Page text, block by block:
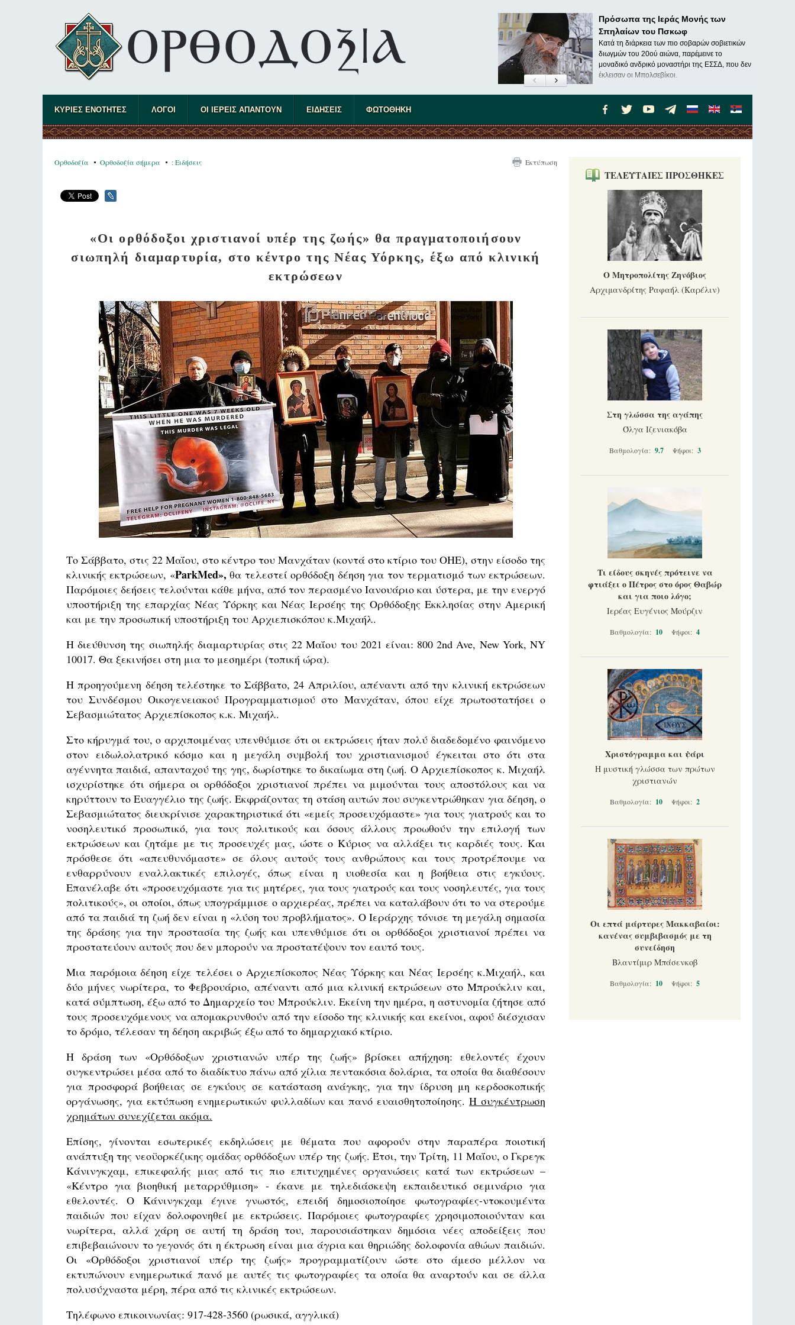
Πρόσωπα της Ιεράς Μονής των
Σπηλαίων του Πσκωφ
Κατά τη διάρκεια των πιο σοβαρών σοβιετικών
διωγμών του 20ού αιώνα, παρέμεινε το
μοναδικό ανδρικό μοναστήρι της ΕΣΣΔ, που δεν
έκλεισαν οι Μπολσεβίκοι.
ΚΥΡΙΕΣ ΕΝΟΤΗΤΕΣ ΛΟΓΟΙ ΟΙ ΙΕΡΕΙΣ ΑΠΑΝΤΟΥΝ ΕΙΔΗΣΕΙΣ ΦΩΤΟΘΗΚΗ
Ορθοδοξία Ορθοδοξία σήμερα : Ειδήσεις Εκτύπωση
«Οι ορθόδοξοι χριστιανοί υπέρ της ζωής» θα πραγματοποιήσουν
σιωπηλή διαμαρτυρία, στο κέντρο της Νέας Υόρκης, έξω από κλινική
εκτρώσεων
Το Σάββατο, στις 22 Μαΐου, στο κέντρο του Μανχάταν (κοντά στο κτίριο του ΟΗΕ), στην είσοδο της
κλινικής εκτρώσεων, «ParkMed», θα τελεστεί ορθόδοξη δέηση για τον τερματισμό των εκτρώσεων.
Παρόμοιες δεήσεις τελούνται κάθε μήνα, από τον περασμένο Ιανουάριο και ύστερα, με την ενεργό
υποστήριξη της επαρχίας Νέας Υόρκης και Νέας Ιερσέης της Ορθόδοξης Εκκλησίας στην Αμερική
και με την προσωπική υποστήριξη του Αρχιεπισκόπου κ.Μιχαήλ.
Η διεύθυνση της σιωπηλής διαμαρτυρίας στις 22 Μαΐου του 2021 είναι: 800 2nd Ave, New York, NY
10017. Θα ξεκινήσει στη μια το μεσημέρι (τοπική ώρα).
Η προηγούμενη δέηση τελέστηκε το Σάββατο, 24 Απριλίου, απέναντι από την κλινική εκτρώσεων
του Συνδέσμου Οικογενειακού Προγραμματισμού στο Μανχάταν, όπου είχε πρωτοστατήσει ο
Σεβασμιώτατος Αρχιεπίσκοπος κ.κ. Μιχαήλ.
Στο κήρυγμά του, ο αρχιποιμένας υπενθύμισε ότι οι εκτρώσεις ήταν πολύ διαδεδομένο φαινόμενο
στον ειδωλολατρικό κόσμο και η μεγάλη συμβολή του χριστιανισμού έγκειται στο ότι στα
αγέννητα παιδιά, απανταχού της γης, δωρίστηκε το δικαίωμα στη ζωή. Ο Αρχιεπίσκοπος κ. Μιχαήλ
ισχυρίστηκε ότι σήμερα οι ορθόδοξοι χριστιανοί πρέπει να μιμούνται τους αποστόλους και να
κηρύττουν το Ευαγγέλιο της ζωής. Εκφράζοντας τη στάση αυτών που συγκεντρώθηκαν για δέηση, ο
Σεβασμιώτατος διευκρίνισε χαρακτηριστικά ότι «εμείς προσευχόμαστε» για τους γιατρούς και το
νοσηλευτικό προσωπικό, για τους πολιτικούς και όσους άλλους προωθούν την επιλογή των
εκτρώσεων και ζητάμε με τις προσευχές μας, ώστε ο Κύριος να αλλάξει τις καρδιές τους. Και
πρόσθεσε ότι «απευθυνόμαστε» σε όλους αυτούς τους ανθρώπους και τους προτρέπουμε να
ενθαρρύνουν εναλλακτικές επιλογές, όπως είναι η υιοθεσία και η βοήθεια στις εγκύους.
Επανέλαβε ότι «προσευχόμαστε για τις μητέρες, για τους γιατρούς και τους νοσηλευτές, για τους
πολιτικούς», οι οποίοι, όπως υπογράμμισε ο αρχιερέας, πρέπει να καταλάβουν ότι το να στερούμε
από τα παιδιά τη ζωή δεν είναι η «λύση του προβλήματος». Ο Ιεράρχης τόνισε τη μεγάλη σημασία
της δράσης για την προστασία της ζωής και υπενθύμισε ότι οι ορθόδοξοι χριστιανοί πρέπει να
προστατεύουν αυτούς που δεν μπορούν να προστατέψουν τον εαυτό τους.
Μια παρόμοια δέηση είχε τελέσει ο Αρχιεπίσκοπος Νέας Υόρκης και Νέας Ιερσέης κ.Μιχαήλ, και
δύο μήνες νωρίτερα, το Φεβρουάριο, απέναντι από μια κλινική εκτρώσεων στο Μπρούκλιν και,
κατά σύμπτωση, έξω από το Δημαρχείο του Μπρούκλιν. Εκείνη την ημέρα, η αστυνομία ζήτησε από
τους προσευχόμενους να απομακρυνθούν από την είσοδο της κλινικής και εκείνοι, αφού διέσχισαν
το δρόμο, τέλεσαν τη δέηση ακριβώς έξω από το δημαρχιακό κτίριο.
Η δράση των «Ορθόδοξων χριστιανών υπέρ της ζωής» βρίσκει απήχηση: εθελοντές έχουν
συγκεντρώσει μέσα από το διαδίκτυο πάνω από χίλια πεντακόσια δολάρια, τα οποία θα διαθέσουν
για προσφορά βοήθειας σε εγκύους σε κατάσταση ανάγκης, για την ίδρυση μη κερδοσκοπικής
οργάνωσης, για εκτύπωση ενημερωτικών φυλλαδίων και πανό ευαισθητοποίησης.Η συγκέντρωση
χρημάτων συνεχίζεται ακόμα.
Επίσης, γίνονται εσωτερικές εκδηλώσεις με θέματα που αφορούν στην παραπέρα ποιοτική
ανάπτυξη της νεοϋορκέζικης ομάδας ορθόδοξων υπέρ της ζωής. Έτσι, την Τρίτη, 11 Μαΐου, ο Γκρεγκ
Κάνινγκχαμ, επικεφαλής μιας από τις πιο επιτυχημένες οργανώσεις κατά των εκτρώσεων –
«Κέντρο για βιοηθική μεταρρύθμιση» - έκανε με τηλεδιάσκεψη εκπαιδευτικό σεμινάριο για
εθελοντές. Ο Κάνινγκχαμ έγινε γνωστός, επειδή δημοσιοποίησε φωτογραφίες-ντοκουμέντα
παιδιών που είχαν δολοφονηθεί με εκτρώσεις. Παρόμοιες φωτογραφίες χρησιμοποιούνταν και
νωρίτερα, αλλά χάρη σε αυτή τη δράση του, παρουσιάστηκαν δημόσια νέες αποδείξεις που
επιβεβαιώνουν το γεγονός ότι η έκτρωση είναι μια άγρια και θηριώδης δολοφονία αθώων παιδιών.
Οι «Ορθόδοξοι χριστιανοί υπέρ της ζωής» προγραμματίζουν ώστε στο άμεσο μέλλον να
εκτυπώνουν ενημερωτικά πανό με αυτές τις φωτογραφίες τα οποία θα αναρτούν και σε άλλα
πολυσύχναστα μέρη, πέρα από τις κλινικές εκτρώσεων.
Τηλέφωνο επικοινωνίας: 917-428-3560 (ρωσικά, αγγλικά)
ΤΕΛΕΥΤΑΙΕΣ ΠΡΟΣΘΗΚΕΣ
Ο Μητροπολίτης Ζηνόβιος
Αρχιμανδρίτης Ραφαήλ (Καρέλιν)
Στη γλώσσα της αγάπης
Όλγα Ιζενιακόβα
Βαθμολογία: 9.7 Ψήφοι: 3
Τι είδους σκηνές πρότεινε να
φτιάξει ο Πέτρος στο όρος Θαβώρ
και για ποιο λόγο;
Ιερέας Ευγένιος Μούρζιν
Βαθμολογία: 10 Ψήφοι: 4
Χριστόγραμμα και ψάρι
Η μυστική γλώσσα των πρώτων
χριστιανών
Βαθμολογία: 10 Ψήφοι: 2
Οι επτά μάρτυρες Μακκαβαίοι:
κανένας συμβιβασμός με τη
συνείδηση
Βλαντίμιρ Μπάσενκοβ
Βαθμολογία: 10 Ψήφοι: 5